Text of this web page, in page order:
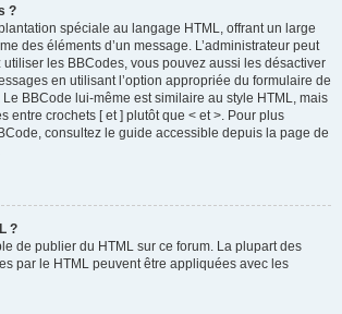
?
spéciale au langage HTML, offrant un large
des éléments d’un message. L’administrateur peut
les BBCodes, vous pouvez aussi les désactiver
en utilisant l’option appropriée du formulaire de
BBCode lui-même est similaire au style HTML, mais
entre crochets [ et ] plutôt que < et >. Pour plus
consultez le guide accessible depuis la page de
?
de publier du HTML sur ce forum. La plupart des
par le HTML peuvent être appliquées avec les